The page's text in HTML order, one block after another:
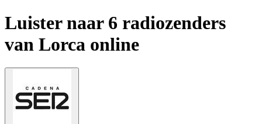
Luister naar 6 radiozenders
van Lorca online